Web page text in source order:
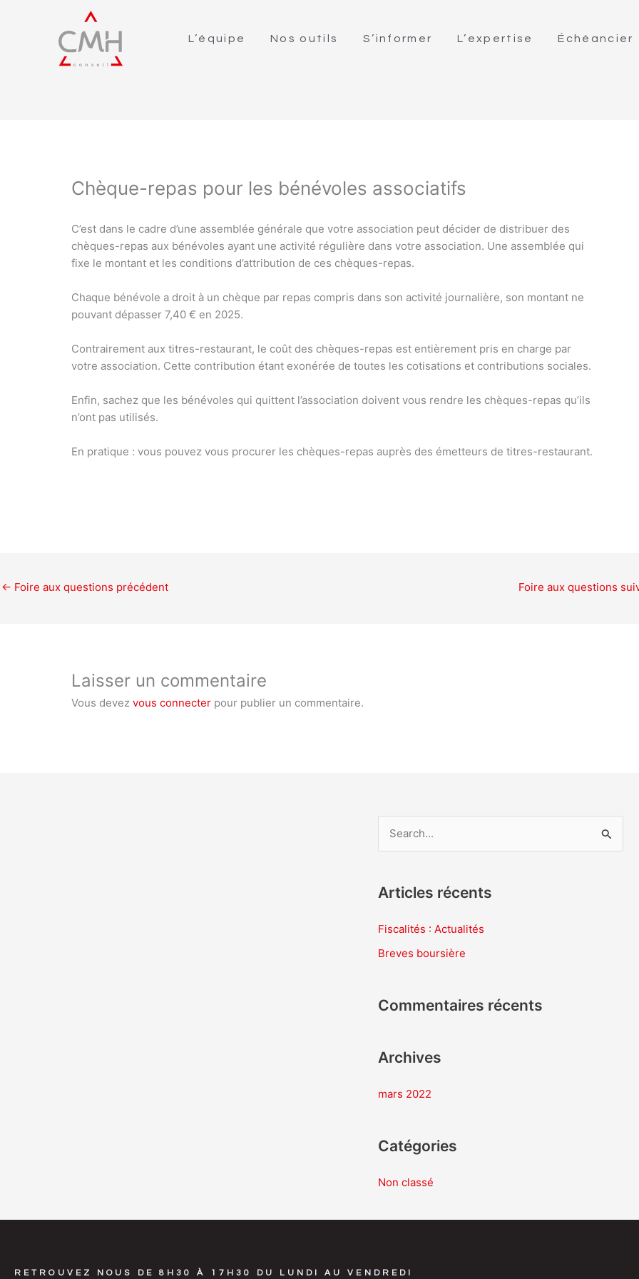
L’équipe Nos outils S’informer L’expertise Échéancier
Chèque-repas pour les bénévoles associatifs
C’est dans le cadre d’une assemblée générale que votre association peut décider de distribuer des
chèques-repas aux bénévoles ayant une activité régulière dans votre association. Une assemblée qui
fixe le montant et les conditions d’attribution de ces chèques-repas.
Chaque bénévole a droit à un chèque par repas compris dans son activité journalière, son montant ne
pouvant dépasser 7,40 € en 2025.
Contrairement aux titres-restaurant, le coût des chèques-repas est entièrement pris en charge par
votre association. Cette contribution étant exonérée de toutes les cotisations et contributions sociales.
Enfin, sachez que les bénévoles qui quittent l’association doivent vous rendre les chèques-repas qu’ils
n’ont pas utilisés.
En pratique : vous pouvez vous procurer les chèques-repas auprès des émetteurs de titres-restaurant.
← Foire aux questions précédent Foire aux questions
Laisser un commentaire
Vous devezvous connecter pour publier un commentaire.
h
e
e
Articles récents
Fiscalités : Actualités
Breves boursière
Commentaires récents
Archives
mars 2022
Catégories
Non classé
RETROUVEZ NOUS DE 8H30 À 17H30 DU LUNDI AU VENDREDI